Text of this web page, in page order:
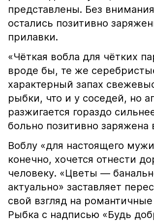
представлены. Без
остались позитивно
прилавки.
«Чёткая вобла для чётких
вроде бы, те же
характерный запах
рыбки, что и у соседей, но
разжигается гораздо
больно позитивно заряжена
Воблу «для настоящего
конечно, хочется отнести
человеку. «Цветы —
актуально» заставляет
свой взгляд на
Рыбка с надписью «Будь